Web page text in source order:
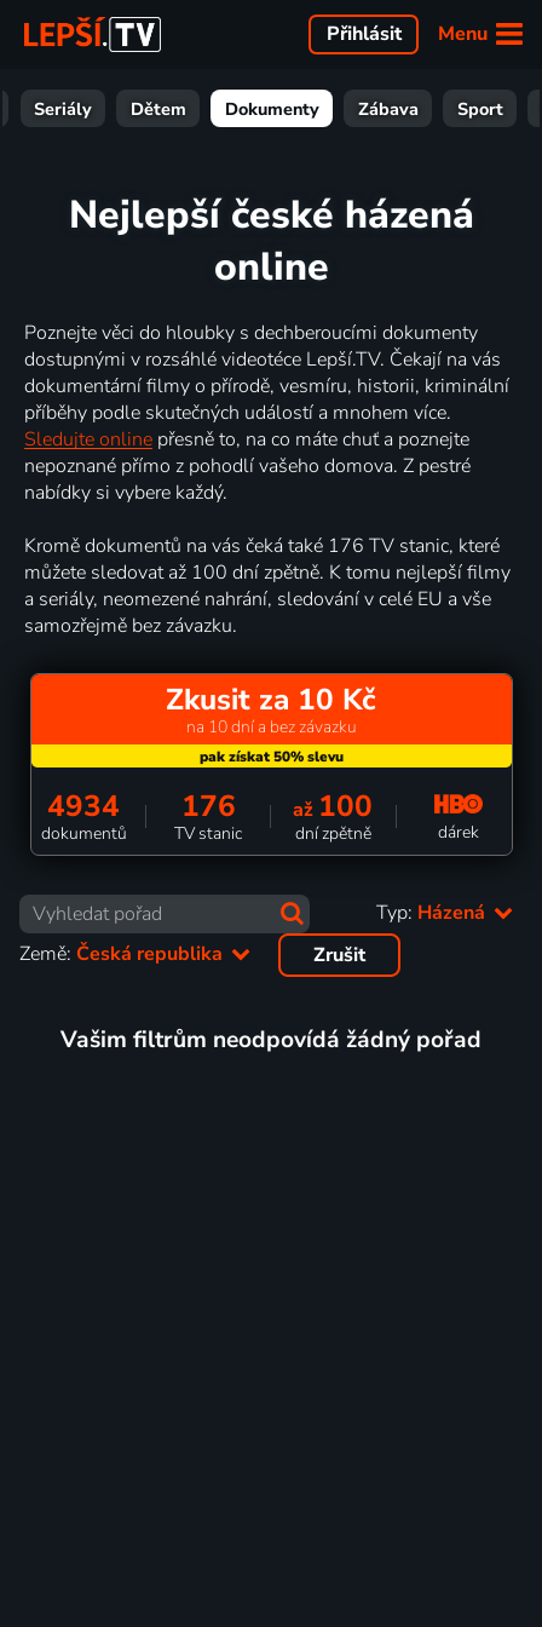
Menu
Přihlásit
Seriály Dětem Dokumenty Zábava Sport
Nejlepší české házená
online
Poznejte věci do hloubky s dechberoucími dokumenty
dostupnými v rozsáhlé videotéce Lepší.TV. Čekají na vás
dokumentární filmy o přírodě, vesmíru, historii, kriminální
příběhy podle skutečných událostí a mnohem více.
Sledujte online přesně to, na co máte chuť a poznejte
nepoznané přímo z pohodlí vašeho domova. Z pestré
nabídky si vybere každý.
Kromě dokumentů na vás čeká také 176 TV stanic, které
můžete sledovat až 100 dní zpětně. K tomu nejlepší filmy
a seriály, neomezené nahrání, sledování v celé EU a vše
samozřejmě bez závazku.
Zkusit za 10 Kč
na 10 dní a bez závazku
4934
dokumentů
176
TV stanic
až 100
dní zpětně dárek
Typ: Házená
Země: Česká republika Zrušit
Vašim filtrům neodpovídá žádný pořad